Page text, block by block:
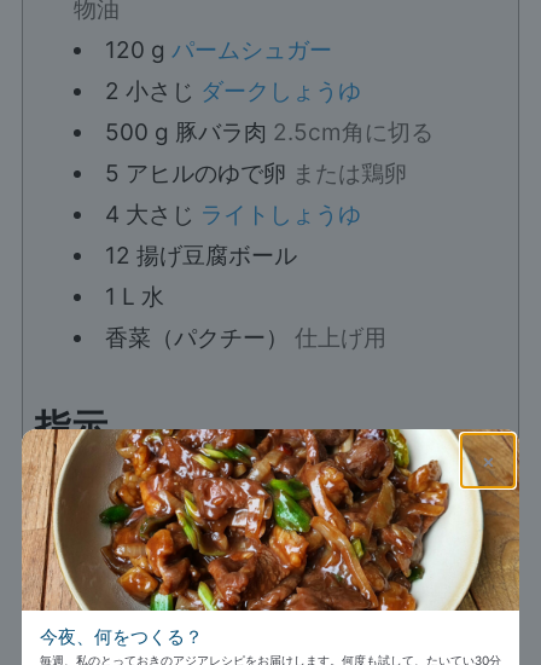
物油
120 g パームシュガー
2 小さじ ダークしょうゆ
500 g 豚バラ肉 2.5cm角に切る
5 アヒルのゆで卵 または鶏卵
4 大さじ ライトしょうゆ
12 揚げ豆腐ボール
1 L 水
香菜（パクチー）
仕上げ用
指示
作り方
豚バラ肉を洗って硬い皮を取り除き、
2.5cm角に切る。
500 g 豚バラ肉
×
今夜、何をつくる？
毎週、私のとっておきのアジアレシピをお届けします。何度も試して、たいてい30分